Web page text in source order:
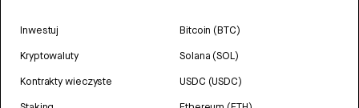
Inwestuj
Kryptowaluty
Kontrakty wieczyste
Bitcoin (BTC)
Solana (SOL)
USDC (USDC)